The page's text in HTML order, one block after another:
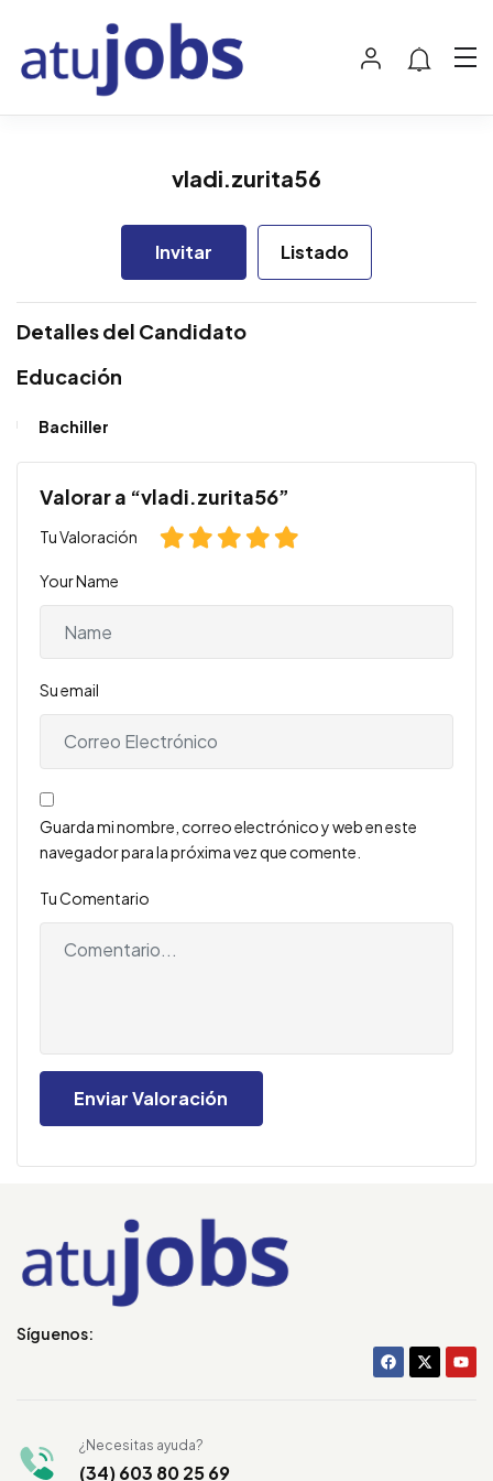
vladi.zurita56
Invitar Listado
Detalles del Candidato
Educación
Bachiller
Valorar a “vladi.zurita56”
Tu Valoración
Your Name
Su email
Guarda mi nombre, correo electrónico y web en este
navegador para la próxima vez que comente.
Tu Comentario
Síguenos:
¿Necesitas ayuda?
(34) 603 80 25 69